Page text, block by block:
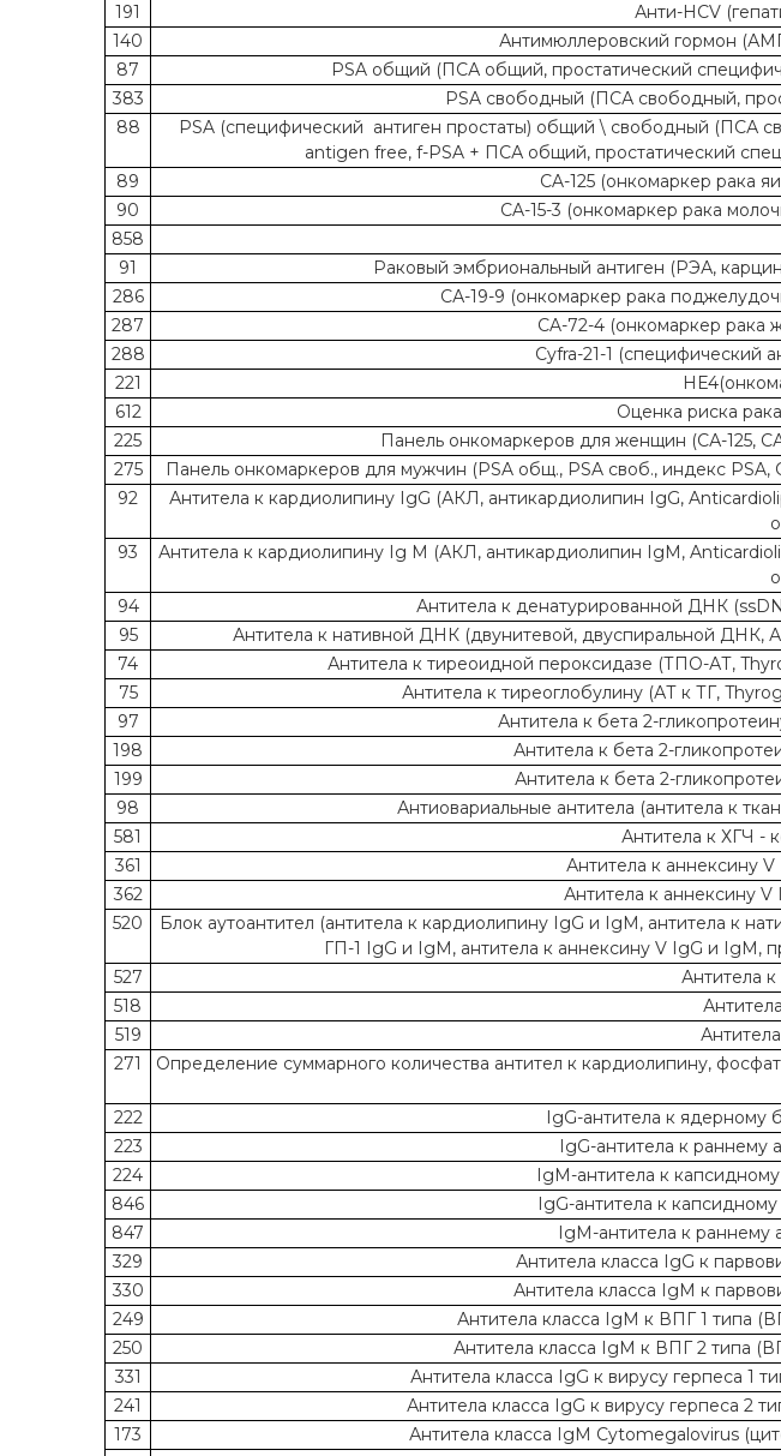
191
Анти-HCV
140
Антимюллеровский гормон
87
PSA общий (ПСА общий, простатический
383
PSA свободный (ПСА свободный,
88
PSA (специфический антиген простаты) общий \ свободный (ПСА
antigen free, f-PSA + ПСА общий, простатический
89
CA-125 (онкомаркер рака
90
CA-15-3 (онкомаркер рака
858
91
Раковый эмбриональный антиген (РЭА,
286
СА-19-9 (онкомаркер рака
287
CA-72-4 (онкомаркер рака
288
Cyfra-21-1 (специфический
221
612
Оценка риска
225
Панель онкомаркеров для женщин (СА-125,
275
Панель онкомаркеров для мужчин (PSA общ., PSA своб., индекс
92
Антитела к кардиолипину IgG (АКЛ, антикардиолипин IgG,
93
Антитела к кардиолипину Ig M (АКЛ, антикардиолипин IgM,
94
Антитела к денатурированной ДНК
95
Антитела к нативной ДНК (двунитевой, двуспиральной
74
Антитела к тиреоидной пероксидазе (ТПО-АТ,
75
Антитела к тиреоглобулину (АТ к ТГ,
97
Антитела к бета 2-
198
Антитела к бета 2-
199
Антитела к бета 2-
98
Антиовариальные антитела (антитела к
581
Антитела к ХГЧ -
361
Антитела к аннексину
362
Антитела к аннексину
520
Блок аутоантител (антитела к кардиолипину IgG и IgM, антитела к
ГП-1 IgG и IgM, антитела к аннексину V IgG и IgM,
527
Антитела
518
519
271
Определение суммарного количества антител к кардиолипину,
222
IgG-антитела к ядерному
223
IgG-антитела к раннему
224
IgM-антитела к
846
IgG-антитела к
847
IgM-антитела к раннему
329
Антитела класса IgG к
330
Антитела класса IgM к
249
Антитела класса IgM к ВПГ 1 типа
250
Антитела класса IgM к ВПГ 2 типа
331
Антитела класса IgG к вирусу герпеса 1
241
Антитела класса IgG к вирусу герпеса 2
173
Антитела класса IgМ Cytomegalovirus